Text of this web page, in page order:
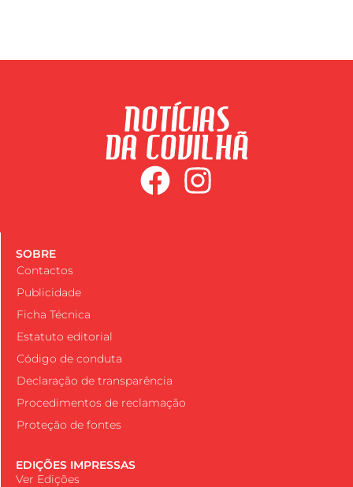
SOBRE
Contactos
Publicidade
Ficha Técnica
Estatuto editorial
Código de conduta
Declaração de transparência
Procedimentos de reclamação
Proteção de fontes
EDIÇÕES IMPRESSAS
Ver Edições